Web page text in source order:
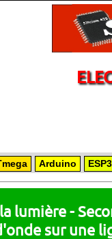
Arduino
lumière -
sur une